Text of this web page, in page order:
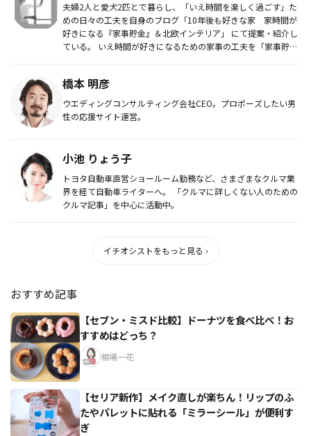
夫婦2人と愛犬2匹とで暮らし、「いえ時間を楽しく過ごす」た
めの日々の工夫を自身のブログ「10年後も好きな家 家時間が
好きになる『家事貯金』＆北欧インテリア」 にて提案・紹介し
ている。 いえ時間が好きになるための家事の工夫を「家事貯金
橋本 明彦
ウエディングコンサルティング会社CEO。プロポーズしたい男
性の応援サイト運営。
小池 りょう子
トヨタ自動車直営ショールーム勤務など、さまざまなクルマ業
界を経て自動車ライターへ。 「クルマに詳しくない人のための
クルマ記事」を中心に活動中。
イチオシストをもっと見る ›
おすすめ記事
【セブン・ミスド比較】ドーナツを食べ比べ！お
すすめはどっち？
相場一花
【セリア新作】メイク直しが楽ちん！リップのふ
たやパレットに貼れる「ミラーシール」が便利す
ぎ